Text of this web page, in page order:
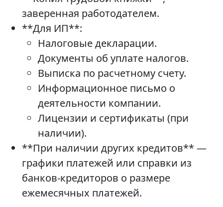
заверенная работодателем.
**Для ИП**:
Налоговые декларации.
Документы об уплате налогов.
Выписка по расчетному счету.
Информационное письмо о
деятельности компании.
Лицензии и сертификаты (при
наличии).
**При наличии других кредитов** —
графики платежей или справки из
банков-кредиторов о размере
ежемесячных платежей.